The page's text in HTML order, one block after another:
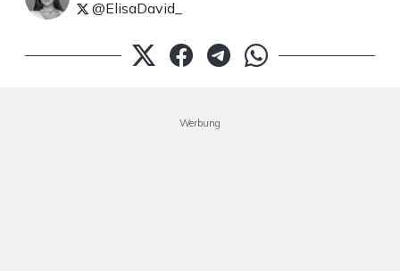
@ElisaDavid_
Werbung